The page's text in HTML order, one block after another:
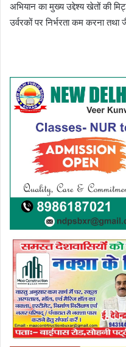
अभियान का मुख्य उद्देश्य खेतों की
उर्वरकों पर निर्भरता कम करना